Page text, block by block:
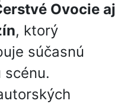
Ovocie aj
, ktorý
súčasnú
scénu.